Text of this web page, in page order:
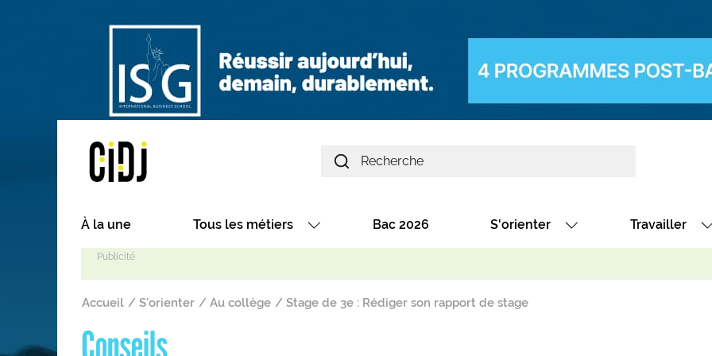
Main navigation
À la une Tous les métiers Bac 2026 S'orienter Travailler
Fil d'Ariane
Accueil S'orienter Au collège Stage de 3e : Rédiger son rapport de stage
Conseils